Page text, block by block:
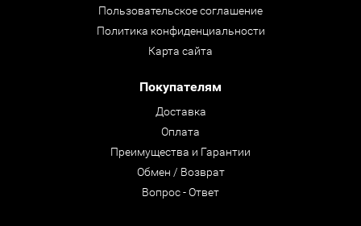
Пользовательское соглашение
Политика конфиденциальности
Карта сайта
Покупателям
Доставка
Оплата
Преимущества и Гарантии
Обмен / Возврат
Вопрос - Ответ